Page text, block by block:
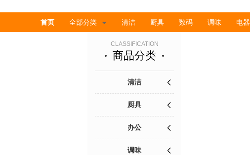
首页 全部分类 清洁 厨具 数码 调味 电器
CLASSIFICATION
商品分类
清洁
厨具
办公
调味